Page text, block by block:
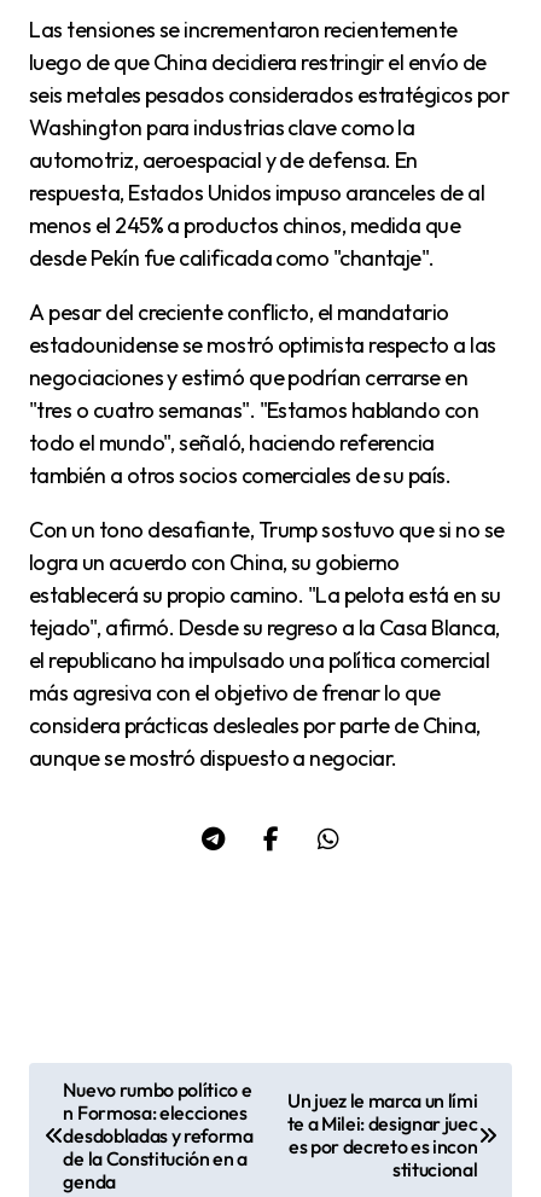
Las tensiones se incrementaron recientemente
luego de que China decidiera restringir el envío de
seis metales pesados considerados estratégicos por
Washington para industrias clave como la
automotriz, aeroespacial y de defensa. En
respuesta, Estados Unidos impuso aranceles de al
menos el 245% a productos chinos, medida que
desde Pekín fue calificada como "chantaje".
A pesar del creciente conflicto, el mandatario
estadounidense se mostró optimista respecto a las
negociaciones y estimó que podrían cerrarse en
"tres o cuatro semanas". "Estamos hablando con
todo el mundo", señaló, haciendo referencia
también a otros socios comerciales de su país.
Con un tono desafiante, Trump sostuvo que si no se
logra un acuerdo con China, su gobierno
establecerá su propio camino. "La pelota está en su
tejado", afirmó. Desde su regreso a la Casa Blanca,
el republicano ha impulsado una política comercial
más agresiva con el objetivo de frenar lo que
considera prácticas desleales por parte de China,
aunque se mostró dispuesto a negociar.
Nuevo rumbo político e
n Formosa: elecciones
desdobladas y reforma
de la Constitución en a
genda
Un juez le marca un lími
te a Milei: designar juec
es por decreto es incon
stitucional